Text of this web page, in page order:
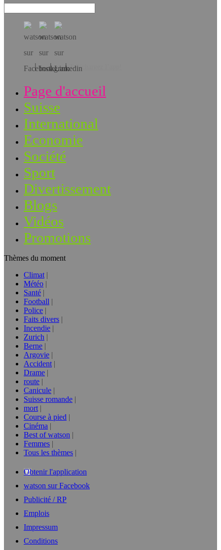
Téléchargez l’app!
Page d'accueil
Suisse
International
Economie
Société
Sport
Divertissement
Blogs
Vidéos
Promotions
Thèmes du moment
Climat
Météo
Santé
Football
Police
Faits divers
Incendie
Zurich
Berne
Argovie
Accident
Drame
route
Canicule
Suisse romande
mort
Course à pied
Cinéma
Best of watson
Femmes
Tous les thèmes
Obtenir l'application
watson sur Facebook
Publicité / RP
Emplois
Impressum
Conditions